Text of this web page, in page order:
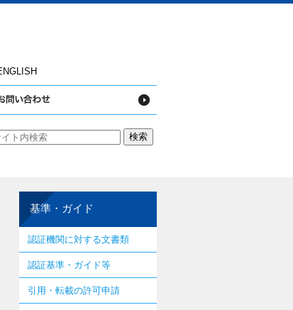
基準・ガイド
認証機関に対する文書類
認証基準・ガイド等
引用・転載の許可申請